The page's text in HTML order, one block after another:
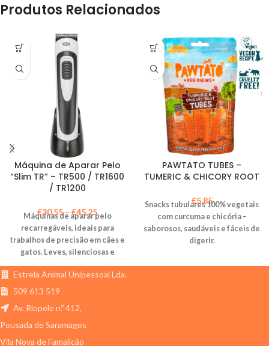
Produtos Relacionados
Máquina de Aparar Pelo
“Slim TR” – TR500 / TR1600
/ TR1200
€30,55– €45,25
Máquinas de aparar pelo
recarregáveis, ideais para
trabalhos de precisão em cães e
gatos. Leves, silenciosas e
fáceis de usar, com diferentes
potências e funcionalidades
adaptadas às suas
PAWTATO TUBES –
TUMERIC & CHICORY ROOT
€5,85
Snacks tubulares 100% vegetais
com curcuma e chicória –
saborosos, saudáveis e fáceis de
digerir.
Estrela Animal Unipessoal Lda.
509 613 519
Av. Riopele n.º 412,
Pousada de Saramagos
Vila Nova de Famalicão